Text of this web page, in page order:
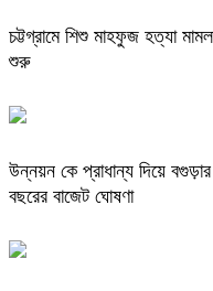
চট্টগ্রামে শিশু মাহফুজ হত্যা
শুরু
উন্নয়ন কে প্রাধান্য দিয়ে
বছরের বাজেট ঘোষণা